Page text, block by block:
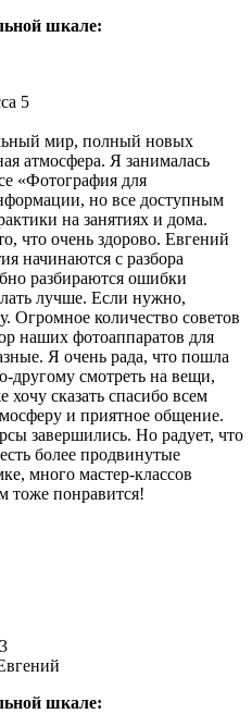
шкале:
5
мир, полный новых
атмосфера. Я занималась
«Фотография для
но все доступным
на занятиях и дома.
что очень здорово. Евгений
начинаются с разбора
разбираются ошибки
лучше. Если нужно,
Огромное количество советов
наших фотоаппаратов для
Я очень рада, что пошла
другому смотреть на вещи,
сказать спасибо всем
и приятное общение.
завершились. Но радует, что
более продвинутые
много мастер-классов
тоже понравится!
шкале: